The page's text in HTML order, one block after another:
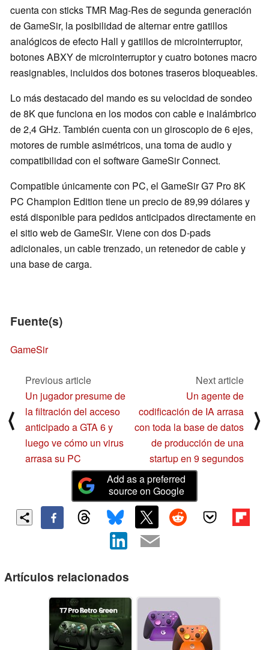
cuenta con sticks TMR Mag-Res de segunda generación
de GameSir, la posibilidad de alternar entre gatillos
analógicos de efecto Hall y gatillos de microinterruptor,
botones ABXY de microinterruptor y cuatro botones macro
reasignables, incluidos dos botones traseros bloqueables.
Lo más destacado del mando es su velocidad de sondeo
de 8K que funciona en los modos con cable e inalámbrico
de 2,4 GHz. También cuenta con un giroscopio de 6 ejes,
motores de rumble asimétricos, una toma de audio y
compatibilidad con el software GameSir Connect.
Compatible únicamente con PC, el GameSir G7 Pro 8K
PC Champion Edition tiene un precio de 89,99 dólares y
está disponible para pedidos anticipados directamente en
el sitio web de GameSir. Viene con dos D-pads
adicionales, un cable trenzado, un retenedor de cable y
una base de carga.
Fuente(s)
GameSir
⟨
Previous article
Un jugador presume de
la filtración del acceso
anticipado a GTA 6 y
luego ve cómo un virus
arrasa su PC
Next article
Un agente de
codificación de IA arrasa
con toda la base de datos
de producción de una
startup en 9 segundos
⟩
Add as a preferred
source on Google
Artículos relacionados